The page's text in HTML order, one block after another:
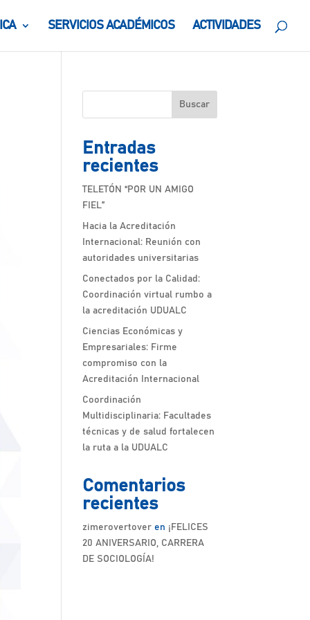
SERVICIOS ACADÉMICOS ACTIVIDADES
Buscar
Entradas
recientes
TELETÓN “POR UN AMIGO
FIEL”
Hacia la Acreditación
Internacional: Reunión con
autoridades universitarias
Conectados por la Calidad:
Coordinación virtual rumbo a
la acreditación UDUALC
Ciencias Económicas y
Empresariales: Firme
compromiso con la
Acreditación Internacional
Coordinación
Multidisciplinaria: Facultades
técnicas y de salud fortalecen
la ruta a la UDUALC
Comentarios
recientes
zimerovertover en ¡FELICES
20 ANIVERSARIO, CARRERA
DE SOCIOLOGÍA!